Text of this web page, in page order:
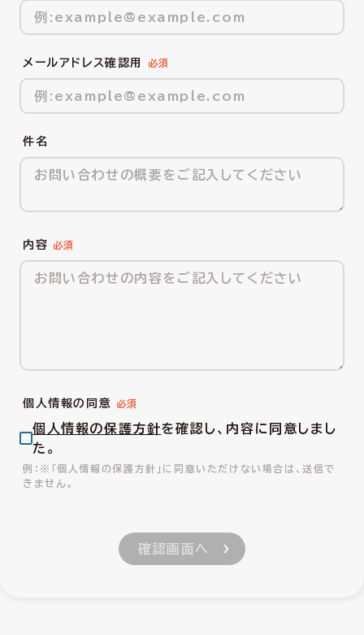
メールアドレス確認用
件名
内容
個人情報の同意
個人情報の保護方針を確認し、内容に同意しまし
た。
※「個人情報の保護方針」に同意いただけない場合は、送信で
きません。